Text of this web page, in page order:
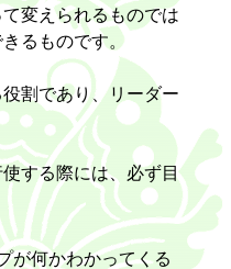
変えられるものでは
るものです。
割であり、リーダー
する際には、必ず目
が何かわかってくる